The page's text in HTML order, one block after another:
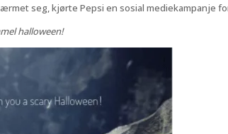
seg, kjørte Pepsi en sosial mediekampanje
halloween!